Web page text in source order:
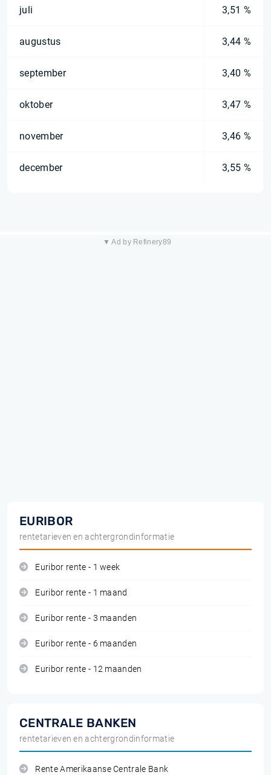
juli 3,51 %
augustus 3,44 %
september 3,40 %
oktober 3,47 %
november 3,46 %
december 3,55 %
▼ Ad by Refinery89
EURIBOR
rentetarieven en achtergrondinformatie
Euribor rente - 1 week
Euribor rente - 1 maand
Euribor rente - 3 maanden
Euribor rente - 6 maanden
Euribor rente - 12 maanden
CENTRALE BANKEN
rentetarieven en achtergrondinformatie
Rente Amerikaanse Centrale Bank